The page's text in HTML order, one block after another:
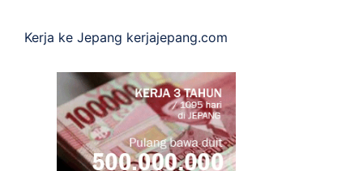
Kerja ke Jepang kerjajepang.com